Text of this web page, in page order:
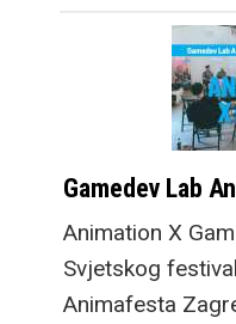
Gamedev Lab
Animation X
Svjetskog
Animafesta